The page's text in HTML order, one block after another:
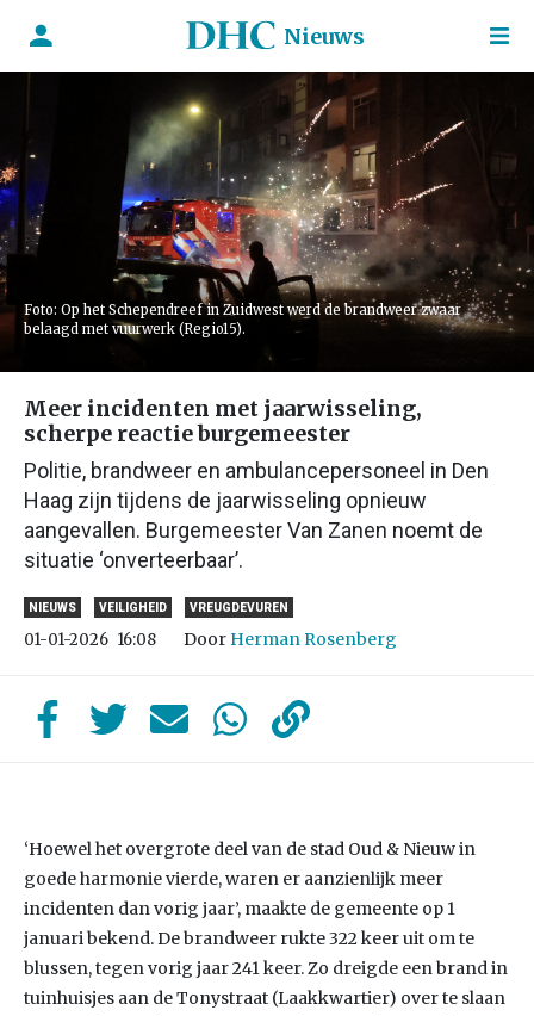
Nieuws
Foto: Op het Schependreef in Zuidwest werd de brandweer zwaar
belaagd met vuurwerk (Regio15).
Meer incidenten met jaarwisseling,
scherpe reactie burgemeester
Politie, brandweer en ambulancepersoneel in Den
Haag zijn tijdens de jaarwisseling opnieuw
aangevallen. Burgemeester Van Zanen noemt de
situatie ‘onverteerbaar’.
NIEUWS VEILIGHEID VREUGDEVUREN
01-01-2026 16:08 Door Herman Rosenberg
‘Hoewel het overgrote deel van de stad Oud & Nieuw in
goede harmonie vierde, waren er aanzienlijk meer
incidenten dan vorig jaar’, maakte de gemeente op 1
januari bekend. De brandweer rukte 322 keer uit om te
blussen, tegen vorig jaar 241 keer. Zo dreigde een brand in
tuinhuisjes aan de Tonystraat (Laakkwartier) over te slaan